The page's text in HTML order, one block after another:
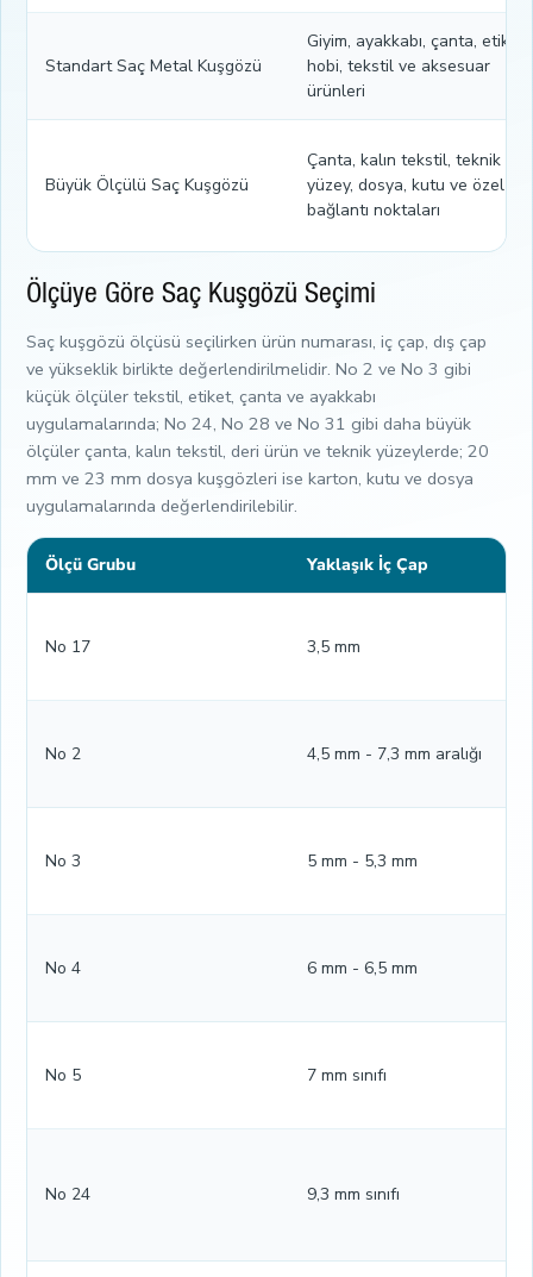
Standart Saç Metal Kuşgözü
Giyim, ayakkabı, çanta, etiket,
hobi, tekstil ve aksesuar
ürünleri
Büyük Ölçülü Saç Kuşgözü
Çanta, kalın tekstil, teknik
yüzey, dosya, kutu ve özel
bağlantı noktaları
Ölçüye Göre Saç Kuşgözü Seçimi
Saç kuşgözü ölçüsü seçilirken ürün numarası, iç çap, dış çap
ve yükseklik birlikte değerlendirilmelidir. No 2 ve No 3 gibi
küçük ölçüler tekstil, etiket, çanta ve ayakkabı
uygulamalarında; No 24, No 28 ve No 31 gibi daha büyük
ölçüler çanta, kalın tekstil, deri ürün ve teknik yüzeylerde; 20
mm ve 23 mm dosya kuşgözleri ise karton, kutu ve dosya
uygulamalarında değerlendirilebilir.
Ölçü Grubu Yaklaşık İç Çap
No 17 3,5 mm
No 2 4,5 mm - 7,3 mm aralığı
No 3 5 mm - 5,3 mm
No 4 6 mm - 6,5 mm
No 5 7 mm sınıfı
No 24 9,3 mm sınıfı